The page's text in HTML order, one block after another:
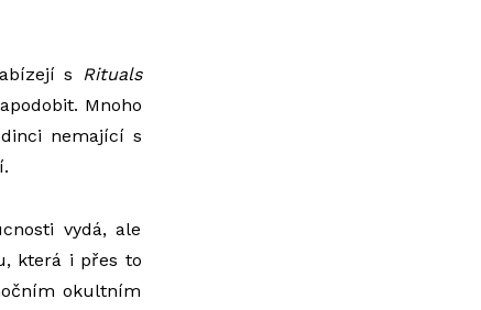
s Rituals
Mnoho
nemající s
vydá, ale
která i přes to
okultním